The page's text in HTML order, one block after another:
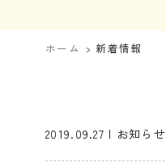
ホーム 新着情報
2019.09.27 | お知らせ